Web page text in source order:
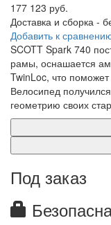
177 123 руб.
Доставка и сборка -
Добавить к
SCOTT Spark 740
рамы, оснашается
TwinLoc, что
Велосипед
геометрию своих
Под заказ